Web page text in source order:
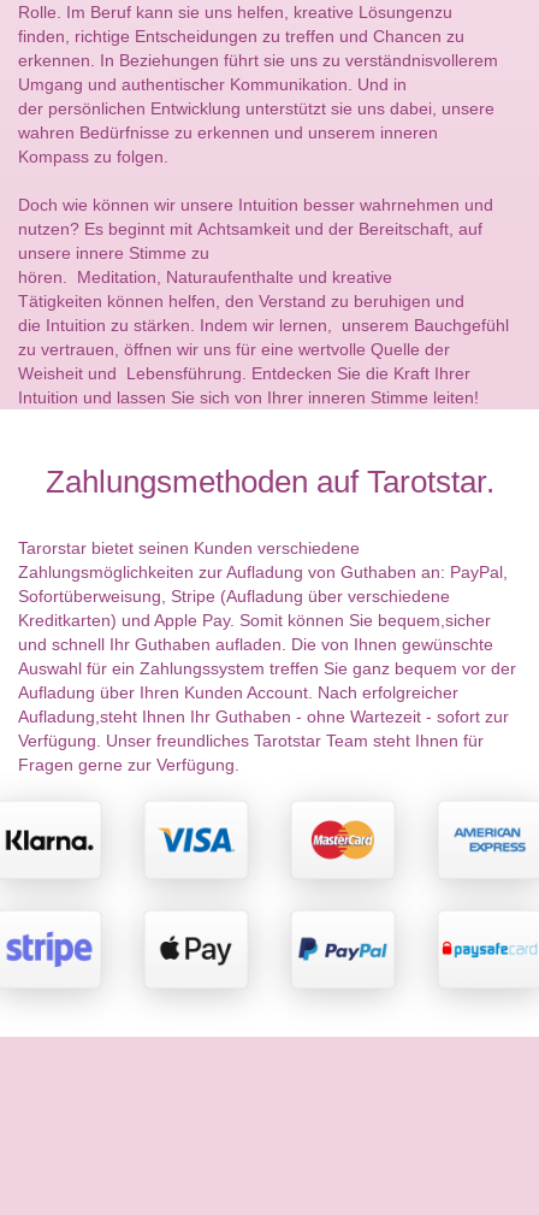
Rolle. Im Beruf kann sie uns helfen, kreative Lösungenzu
finden, richtige Entscheidungen zu treffen und Chancen zu
erkennen. In Beziehungen führt sie uns zu verständnisvollerem
Umgang und authentischer Kommunikation. Und in
der persönlichen Entwicklung unterstützt sie uns dabei, unsere
wahren Bedürfnisse zu erkennen und unserem inneren
Kompass zu folgen.
Doch wie können wir unsere Intuition besser wahrnehmen und
nutzen? Es beginnt mit Achtsamkeit und der Bereitschaft, auf
unsere innere Stimme zu
hören. Meditation, Naturaufenthalte und kreative
Tätigkeiten können helfen, den Verstand zu beruhigen und
die Intuition zu stärken. Indem wir lernen, unserem Bauchgefühl
zu vertrauen, öffnen wir uns für eine wertvolle Quelle der
Weisheit und Lebensführung. Entdecken Sie die Kraft Ihrer
Intuition und lassen Sie sich von Ihrer inneren Stimme leiten!
Zahlungsmethoden auf Tarotstar.
Tarorstar bietet seinen Kunden verschiedene
Zahlungsmöglichkeiten zur Aufladung von Guthaben an: PayPal,
Sofortüberweisung, Stripe (Aufladung über verschiedene
Kreditkarten) und Apple Pay. Somit können Sie bequem,sicher
und schnell Ihr Guthaben aufladen. Die von Ihnen gewünschte
Auswahl für ein Zahlungssystem treffen Sie ganz bequem vor der
Aufladung über Ihren Kunden Account. Nach erfolgreicher
Aufladung,steht Ihnen Ihr Guthaben - ohne Wartezeit - sofort zur
Verfügung. Unser freundliches Tarotstar Team steht Ihnen für
Fragen gerne zur Verfügung.